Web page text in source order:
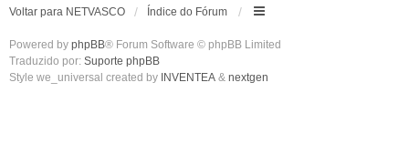
Voltar para NETVASCO Índice do Fórum
Powered by phpBB® Forum Software © phpBB Limited
Traduzido por: Suporte phpBB
Style we_universal created by INVENTEA & nextgen